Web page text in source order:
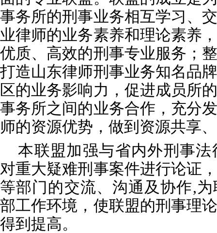
事务所的刑事业务相互学习、
业律师的业务素养和理论素养
优质、高效的刑事专业服务；
打造山东律师刑事业务知名品
区的业务影响力，促进成员所
事务所之间的业务合作，充分
师的资源优势，做到资源共享
本联盟加强与省内外刑事
对重大疑难刑事案件进行论证
等部门的交流、沟通及协作,
部工作环境，使联盟的刑事理
得到提高。